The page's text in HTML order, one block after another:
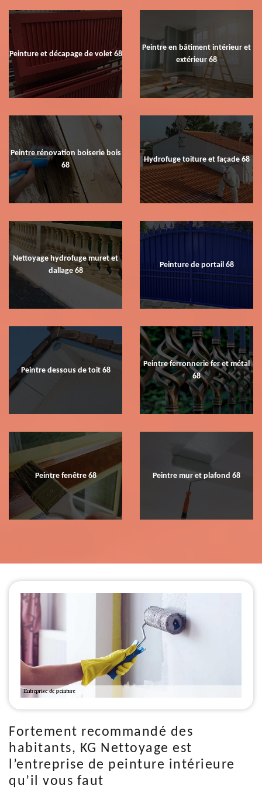
Peinture et décapage de volet 68
Peintre en bâtiment intérieur et
extérieur 68
Peintre rénovation boiserie bois
68
Hydrofuge toiture et façade 68
Nettoyage hydrofuge muret et
dallage 68
Peinture de portail 68
Peintre dessous de toit 68
Peintre ferronnerie fer et métal
68
Peintre fenêtre 68 Peintre mur et plafond 68
Fortement recommandé des
habitants, KG Nettoyage est
l’entreprise de peinture intérieure
qu’il vous faut